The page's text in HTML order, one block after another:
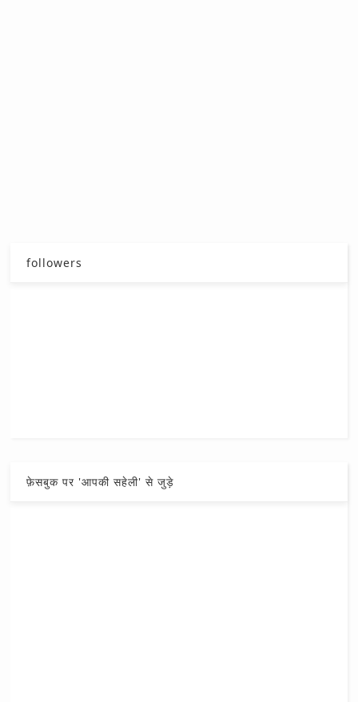
followers
फ़ेसबुक पर 'आपकी सहेली' से जुड़े